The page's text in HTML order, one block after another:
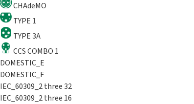
CHAdeMO
TYPE 1
TYPE 3A
CCS COMBO 1
DOMESTIC_E
DOMESTIC_F
IEC_60309_2 three 32
IEC_60309_2 three 16